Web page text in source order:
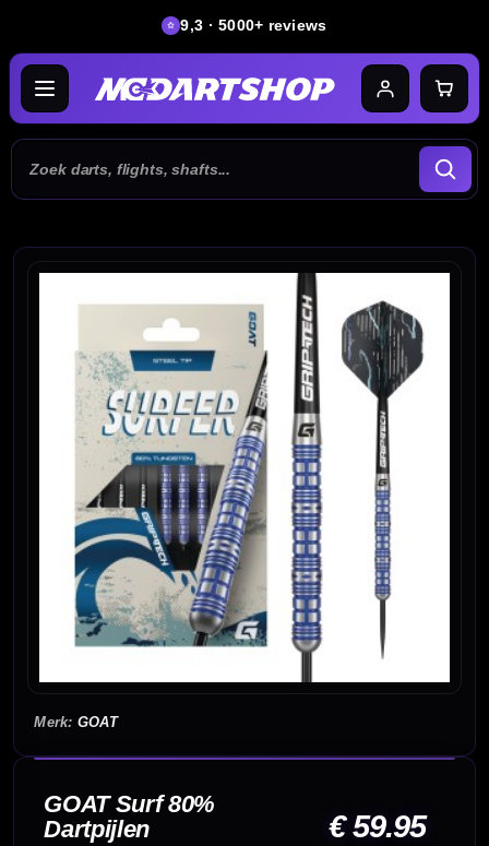
9,3 · 5000+ reviews
GOAT
GOAT Surf 80%
Dartpijlen
€ 59.95